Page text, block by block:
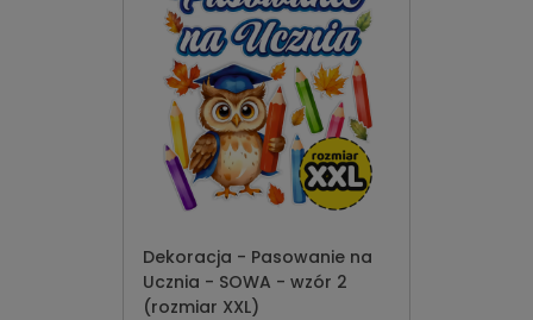
Dekoracja - Pasowanie na
Ucznia - SOWA - wzór 2
(rozmiar XXL)